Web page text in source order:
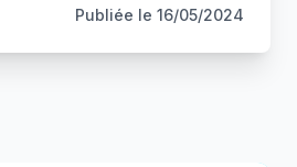
Publiée le 16/05/2024